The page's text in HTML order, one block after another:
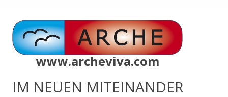
www.archeviva.com
IM NEUEN MITEINANDER